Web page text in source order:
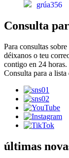
grúa356
Consulta
Para consultas
déixanos o teu
contigo en 24 horas.
Consulta para a lista
últimas